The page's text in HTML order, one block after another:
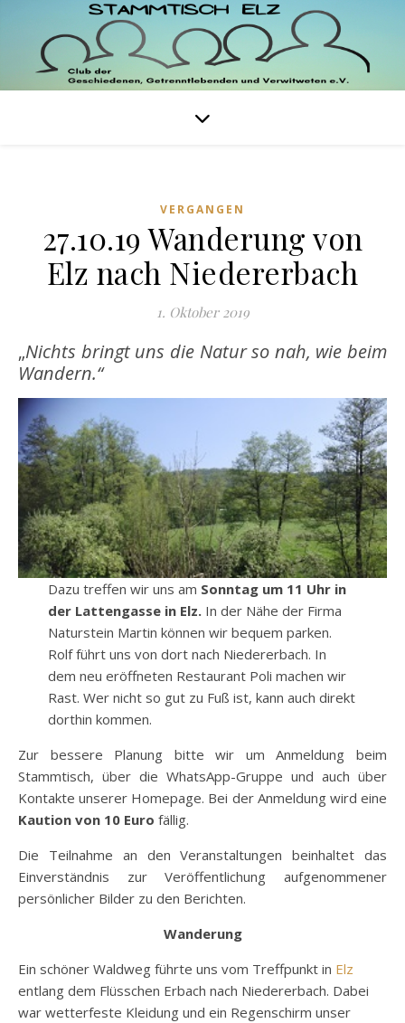
VERGANGEN
27.10.19 Wanderung von
Elz nach Niedererbach
1. Oktober 2019
„Nichts bringt uns die Natur so nah, wie beim
Wandern.“
Dazu treffen wir uns am Sonntag um 11 Uhr in
der Lattengasse in Elz.In der Nähe der Firma
Naturstein Martin können wir bequem parken.
Rolf führt uns von dort nach Niedererbach. In
dem neu eröffneten Restaurant Poli machen wir
Rast. Wer nicht so gut zu Fuß ist, kann auch direkt
dorthin kommen.
Zur bessere Planung bitte wir um Anmeldung beim
Stammtisch, über die WhatsApp-Gruppe und auch über
Kontakte unserer Homepage. Bei der Anmeldung wird eine
Kaution von 10 Euro fällig.
Die Teilnahme an den Veranstaltungen beinhaltet das
Einverständnis zur Veröffentlichung aufgenommener
persönlicher Bilder zu den Berichten.
Wanderung
Ein schöner Waldweg führte uns vom Treffpunkt in Elz
entlang dem Flüsschen Erbach nach Niedererbach. Dabei
war wetterfeste Kleidung und ein Regenschirm unser